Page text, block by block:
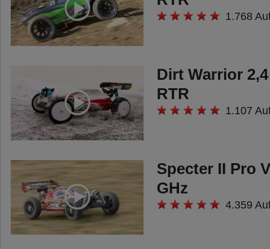
1.768
Dirt Warrior
RTR
1.107
Specter II Pro
GHz
4.359